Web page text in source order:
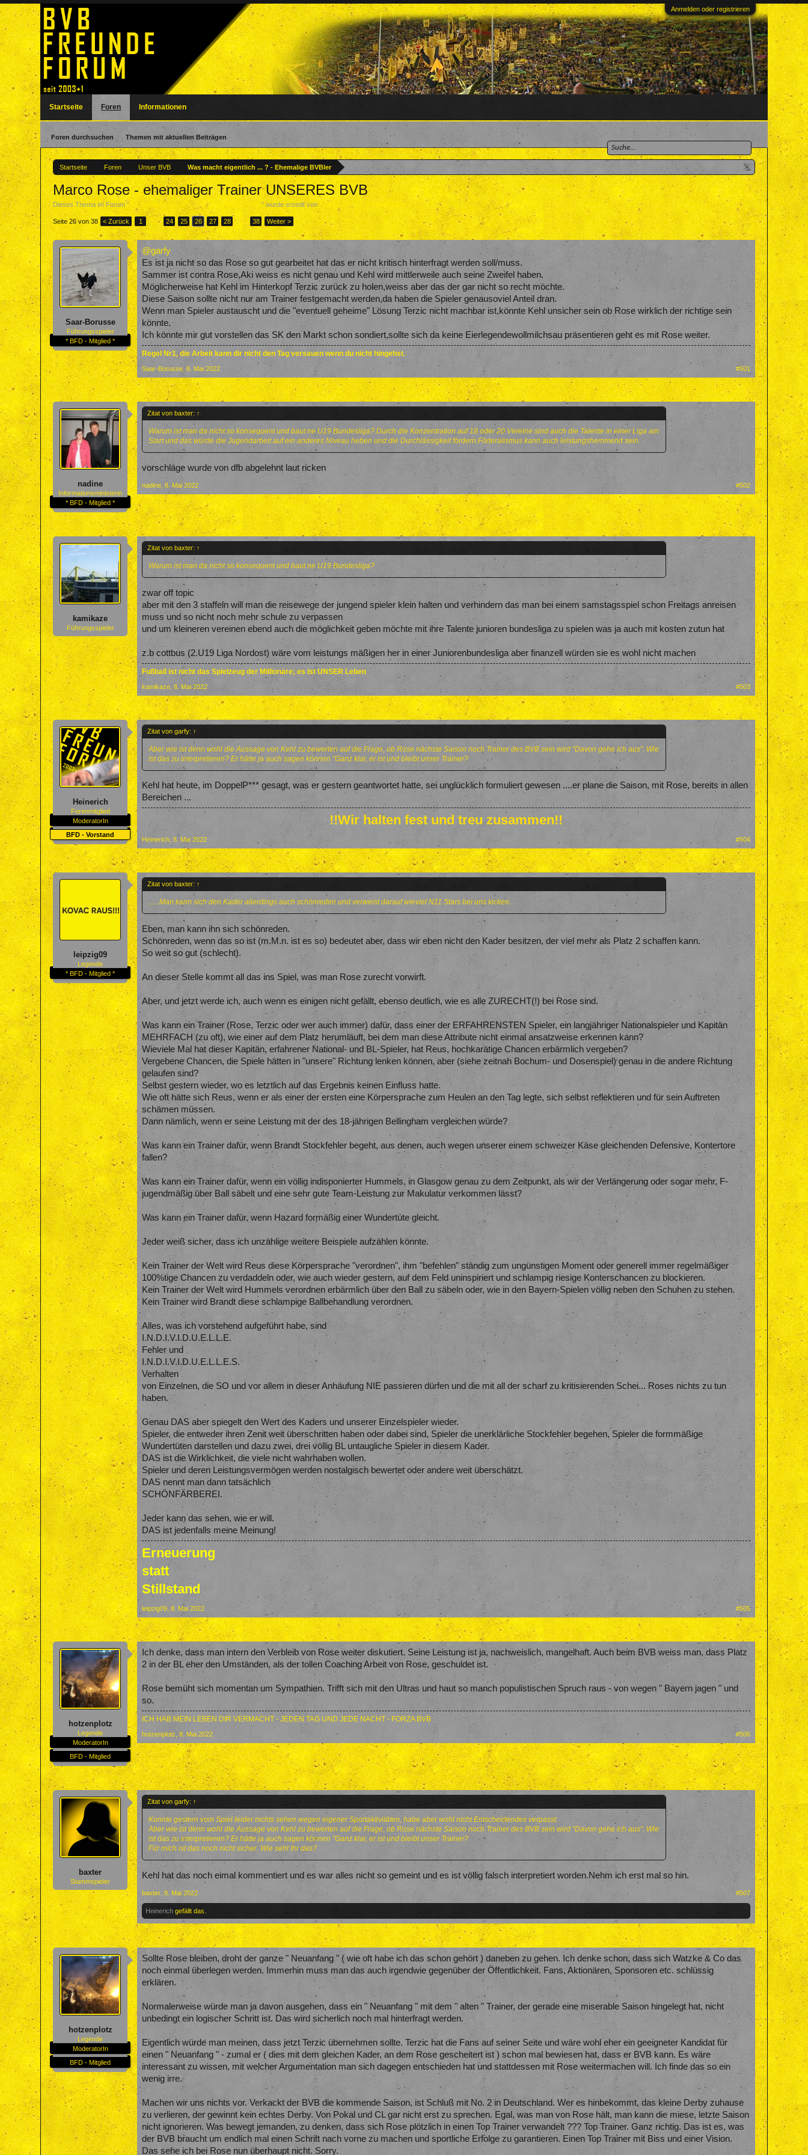
Anmelden oder registrieren
Startseite Foren Unser BVB Was macht eigentlich ... ? - Ehemalige BVBler
Marco Rose - ehemaliger Trainer UNSERES BVB
Dieses Thema im Forum "Was macht eigentlich ... ? - Ehemalige BVBler" wurde erstellt vonForenteam, 17. Februar 2021.
Seite 26 von 38 < Zurück 1 ← 24 25 26 27 28 → 38 Weiter >
Saar-Borusse
Führungsspieler
* BFD - Mitglied *
@garfy
Es ist ja nicht so das Rose so gut gearbeitet hat das er nicht kritisch hinterfragt werden soll/muss.
Sammer ist contra Rose,Aki weiss es nicht genau und Kehl wird mittlerweile auch seine Zweifel haben.
Möglicherweise hat Kehl im Hinterkopf Terzic zurück zu holen,weiss aber das der gar nicht so recht möchte.
Diese Saison sollte nicht nur am Trainer festgemacht werden,da haben die Spieler genausoviel Anteil dran.
Wenn man Spieler austauscht und die "eventuell geheime" Lösung Terzic nicht machbar ist,könnte Kehl unsicher sein ob Rose wirklich der richtige sein
könnte.
Ich könnte mir gut vorstellen das SK den Markt schon sondiert,sollte sich da keine Eierlegendewollmilchsau präsentieren geht es mit Rose weiter.
Regel Nr1, die Arbeit kann dir nicht den Tag versauen wenn du nicht hingehst.
Saar-Borusse, 8. Mai 2022 #501
nadine
Informationsministerin
* BFD - Mitglied *
Zitat von baxter: ↑
Warum ist man da nicht so konsequent und baut ne U19 Bundesliga?.Durch die Konzentration auf 18 oder 20 Vereine sind auch die Talente in einer Liga am
Start und das würde die Jugendarbeit auf ein anderes Niveau heben und die Durchlässigkeit fördern.Föderalismus kann auch leistungshemmend sein.
vorschläge wurde von dfb abgelehnt laut ricken
nadine 8. Mai 2022 #502
kamikaze
Führungsspieler
Zitat von baxter: ↑
Warum ist man da nicht so konsequent und baut ne U19 Bundesliga?
zwar off topic
aber mit den 3 staffeln will man die reisewege der jungend spieler klein halten und verhindern das man bei einem samstagsspiel schon Freitags anreisen
muss und so nicht noch mehr schule zu verpassen
und um kleineren vereinen ebend auch die möglichkeit geben möchte mit ihre Talente junioren bundesliga zu spielen was ja auch mit kosten zutun hat
z.b cottbus (2.U19 Liga Nordost) wäre vom leistungs mäßigen her in einer Juniorenbundesliga aber finanzell würden sie es wohl nicht machen
Fußball ist nicht das Spielzeug der Millionäre; es ist UNSER Leben
kamikaze 8. Mai 2022 #503
Heinerich
Forenmitglied
ModeratorIn
BFD - Vorstand
Zitat von garfy: ↑
Aber wie ist denn wohl die Aussage von Kehl zu bewerten auf die Frage, ob Rose nächste Saison noch Trainer des BVB sein wird "Davon gehe ich aus". Wie
ist das zu interpretieren? Er hätte ja auch sagen können "Ganz klar, er ist und bleibt unser Trainer?
Kehl hat heute, im DoppelP*** gesagt, was er gestern geantwortet hatte, sei unglücklich formuliert gewesen ....er plane die Saison, mit Rose, bereits in allen
Bereichen ...
!!Wir halten fest und treu zusammen!!
Heinerich 8. Mai 2022 #504
leipzig09
Legende
* BFD - Mitglied *
Zitat von baxter: ↑
......Man kann sich den Kader allerdings auch schönreden und verweist darauf wieviel N11 Stars bei uns kicken.
Eben, man kann ihn sich schönreden.
Schönreden, wenn das so ist (m.M.n. ist es so) bedeutet aber, dass wir eben nicht den Kader besitzen, der viel mehr als Platz 2 schaffen kann.
So weit so gut (schlecht).
An dieser Stelle kommt all das ins Spiel, was man Rose zurecht vorwirft.
Aber, und jetzt werde ich, auch wenn es einigen nicht gefällt, ebenso deutlich, wie es alle ZURECHT(!) bei Rose sind.
Was kann ein Trainer (Rose, Terzic oder wer auch immer) dafür, dass einer der ERFAHRENSTEN Spieler, ein langjähriger Nationalspieler und Kapitän
MEHRFACH (zu oft), wie einer auf dem Platz herumläuft, bei dem man diese Attribute nicht einmal ansatzweise erkennen kann?
Wieviele Mal hat dieser Kapitän, erfahrener National- und BL-Spieler, hat Reus, hochkarätige Chancen erbärmlich vergeben?
Vergebene Chancen, die Spiele hätten in "unsere" Richtung lenken können, aber (siehe zeitnah Bochum- und Dosenspiel) genau in die andere Richtung
gelaufen sind?
Selbst gestern wieder, wo es letztlich auf das Ergebnis keinen Einfluss hatte.
Wie oft hätte sich Reus, wenn er als einer der ersten eine Körpersprache zum Heulen an den Tag legte, sich selbst reflektieren und für sein Auftreten
schämen müssen.
Dann nämlich, wenn er seine Leistung mit der des 18-jährigen Bellingham vergleichen würde?
Was kann ein Trainer dafür, wenn Brandt Stockfehler begeht, aus denen, auch wegen unserer einem schweizer Käse gleichenden Defensive, Kontertore
fallen?
Was kann ein Trainer dafür, wenn ein völlig indisponierter Hummels, in Glasgow genau zu dem Zeitpunkt, als wir der Verlängerung oder sogar mehr, F-
jugendmäßig über Ball säbelt und eine sehr gute Team-Leistung zur Makulatur verkommen lässt?
Was kann ein Trainer dafür, wenn Hazard formäßig einer Wundertüte gleicht.
Jeder weiß sicher, dass ich unzählige weitere Beispiele aufzählen könnte.
Kein Trainer der Welt wird Reus diese Körpersprache "verordnen", ihm "befehlen" ständig zum ungünstigen Moment oder generell immer regelmäßiger
100%tige Chancen zu verdaddeln oder, wie auch wieder gestern, auf dem Feld uninspiriert und schlampig riesige Konterschancen zu blockieren.
Kein Trainer der Welt wird Hummels verordnen erbärmlich über den Ball zu säbeln oder, wie in den Bayern-Spielen völlig neben den Schuhen zu stehen.
Kein Trainer wird Brandt diese schlampige Ballbehandlung verordnen.
Alles, was ich vorstehend aufgeführt habe, sind
I.N.D.I.V.I.D.U.E.L.L.E.
Fehler und
I.N.D.I.V.I.D.U.E.L.L.E.S.
Verhalten
von Einzelnen, die SO und vor allem in dieser Anhäufung NIE passieren dürfen und die mit all der scharf zu kritisierenden Schei... Roses nichts zu tun
haben.
Genau DAS aber spiegelt den Wert des Kaders und unserer Einzelspieler wieder.
Spieler, die entweder ihren Zenit weit überschritten haben oder dabei sind, Spieler die unerklärliche Stockfehler begehen, Spieler die formmäßige
Wundertüten darstellen und dazu zwei, drei völlig BL untaugliche Spieler in diesem Kader.
DAS ist die Wirklichkeit, die viele nicht wahrhaben wollen.
Spieler und deren Leistungsvermögen werden nostalgisch bewertet oder andere weit überschätzt.
DAS nennt man dann tatsächlich
SCHÖNFÄRBEREI.
Jeder kann das sehen, wie er will.
DAS ist jedenfalls meine Meinung!
Erneuerung
statt
Stillstand
leipzig09 8. Mai 2022 #505
hotzenplotz
Legende
ModeratorIn
BFD - Mitglied
Ich denke, dass man intern den Verbleib von Rose weiter diskutiert. Seine Leistung ist ja, nachweislich, mangelhaft. Auch beim BVB weiss man, dass Platz
2 in der BL eher den Umständen, als der tollen Coaching Arbeit von Rose, geschuldet ist.
Rose bemüht sich momentan um Sympathien. Trifft sich mit den Ultras und haut so manch populistischen Spruch raus - von wegen " Bayern jagen " und
so.
ICH HAB MEIN LEBEN DIR VERMACHT - JEDEN TAG UND JEDE NACHT - FORZA BVB
hotzenplotz 8. Mai 2022 #506
baxter
Stammspieler
Zitat von garfy: ↑
Konnte gestern vom Spiel leider nichts sehen wegen eigener Sportaktivitäten, habe aber wohl nicht Entscheidendes verpasst.
Aber wie ist denn wohl die Aussage von Kehl zu bewerten auf die Frage, ob Rose nächste Saison noch Trainer des BVB sein wird "Davon gehe ich aus". Wie
ist das zu interpretieren? Er hätte ja auch sagen können "Ganz klar, er ist und bleibt unser Trainer?
Für mich ist das noch nicht sicher. Wie seht Ihr das?
Kehl hat das noch eimal kommentiert und es war alles nicht so gemeint und es ist völlig falsch interpretiert worden.Nehm ich erst mal so hin.
baxter 8. Mai 2022 #507
Heinerich gefällt das.
hotzenplotz
Legende
ModeratorIn
BFD - Mitglied
Sollte Rose bleiben, droht der ganze " Neuanfang " ( wie oft habe ich das schon gehört ) daneben zu gehen. Ich denke schon, dass sich Watzke & Co das
noch einmal überlegen werden. Immerhin muss man das auch irgendwie gegenüber der Öffentlichkeit. Fans, Aktionären, Sponsoren etc. schlüssig
erklären.
Normalerweise würde man ja davon ausgehen, dass ein " Neuanfang " mit dem " alten " Trainer, der gerade eine miserable Saison hingelegt hat, nicht
unbedingt ein logischer Schritt ist. Das wird sicherlich noch mal hinterfragt werden.
Eigentlich würde man meinen, dass jetzt Terzic übernehmen sollte. Terzic hat die Fans auf seiner Seite und wäre wohl eher ein geeigneter Kandidat für
einen " Neuanfang " - zumal er ( dies mit dem gleichen Kader, an dem Rose gescheitert ist ) schon mal bewiesen hat, dass er BVB kann. Es wäre
interessant zu wissen, mit welcher Argumentation man sich dagegen entschieden hat und stattdessen mit Rose weitermachen will. Ich finde das so ein
wenig irre.
Machen wir uns nichts vor. Verkackt der BVB die kommende Saison, ist Schluß mit No. 2 in Deutschland. Wer es hinbekommt, das kleine Derby zuhause
zu verlieren, der gewinnt kein echtes Derby. Von Pokal und CL gar nicht erst zu sprechen. Egal, was man von Rose hält, man kann die miese, letzte Saison
nicht ignorieren. Was bewegt jemanden, zu denken, dass sich Rose plötzlich in einen Top Trainer verwandelt ??? Top Trainer. Ganz richtig. Das ist es, was
der BVB braucht um endlich mal einen Schritt nach vorne zu machen und sportliche Erfolge zu garantieren. Einen Top Trainer mit Biss und einer Vision.
Das sehe ich bei Rose nun überhaupt nicht. Sorry.
Startseite Foren
Foren durchsuchen Themen mit aktuellen Beiträgen
Informationen